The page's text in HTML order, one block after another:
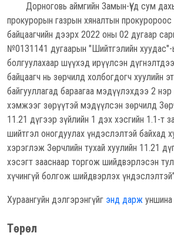
Дорноговь аймгийн Замын-Үүд сум
прокурорын газрын хяналтын прокуророос
байцаагчийн дээрх 2022 оны 02 дугаар
№0131141 дугаарын "Шийтгэлийн хуудас"-
болгуулахаар шүүхэд ирүүлсэн
байцаагч нь зөрчилд холбогдогч хуулийн
байгууллагад бараагаа мэдүүлэхдээ 2
хэмжээг зөрүүтэй мэдүүлсэн зөрчилд
11.21 дүгээр зүйлийн 1 дэх хэсгийн 1.1-т
шийтгэл оногдуулах үндэслэлтэй байхад
хэрэглэж Зөрчлийн тухай хуулийн 11.21
хэсэгт зааснаар торгож шийдвэрлэсэн
хүчингүй болгож шийдвэрлэх
Хураангуйн дэлгэрэнгүйг энд дарж уншина
Төрөл